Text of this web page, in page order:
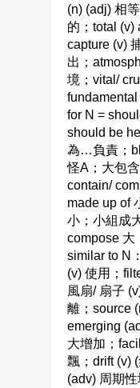
(n) (adj) 相
的；total (v)
capture (v)
出；
境；vital/
for N =
should be
為…負責；
怪A；大包
contain/
made up of
小；小組成
compose 大
similar to N
(v) 使用；
風扇/ 扇子
離；source
emerging
大增加；
飄；drift (v)
(adv) 周期